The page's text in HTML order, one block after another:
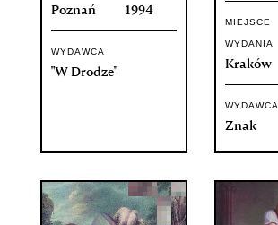
Poznań 1994
WYDAWCA
"W Drodze"
MIEJSCE
WYDANIA
Kraków
WYDAWCA
Znak